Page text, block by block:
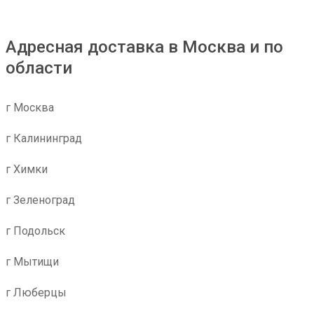
Адресная доставка в Москва и по
области
г Москва
г Калининград
г Химки
г Зеленоград
г Подольск
г Мытищи
г Люберцы